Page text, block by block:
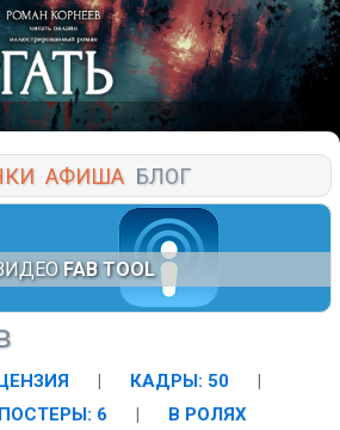
АФИША БЛОГ
FAB TOOL
| КАДРЫ: 50
|
ПОСТЕРЫ: 6 |
В РОЛЯХ